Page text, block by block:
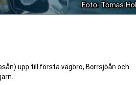
Foto: Tomas
upp till första vägbro, Borrsjöån och